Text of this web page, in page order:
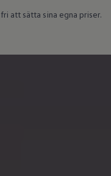
att sätta sina egna priser.